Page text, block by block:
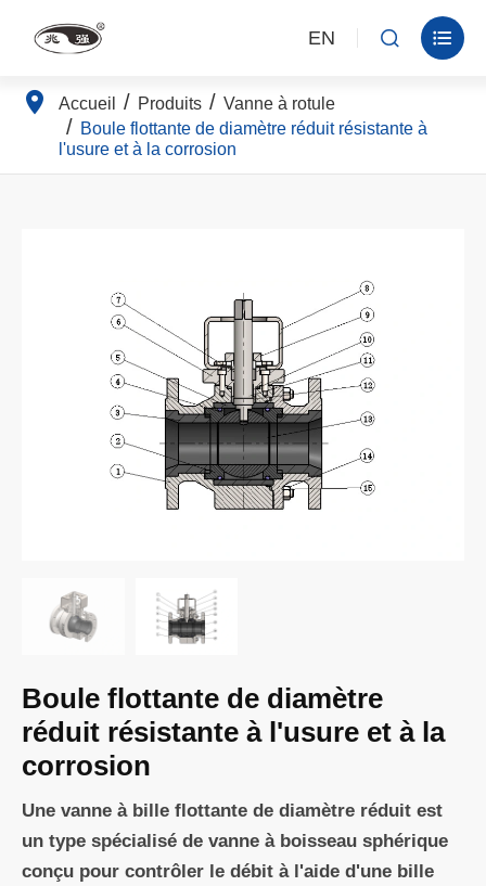
EN  
Accueil Produits
Vanne à rotule
Boule flottante de diamètre réduit résistante à
l'usure et à la corrosion
Boule flottante de diamètre
réduit résistante à l'usure et à la
corrosion
Une vanne à bille flottante de diamètre réduit est
un type spécialisé de vanne à boisseau sphérique
conçu pour contrôler le débit à l'aide d'une bille